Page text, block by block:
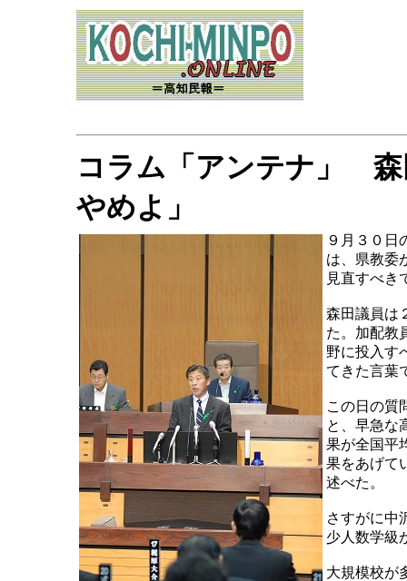
コラム「アンテナ」
やめよ」
９月３０日
は、県教委
見直すべき
森田議員は
た。加配教
野に投入す
てきた言葉
この日の質
と、早急な
果が全国平
果をあげて
述べた。
さすがに中
少人数学級
大規模校が